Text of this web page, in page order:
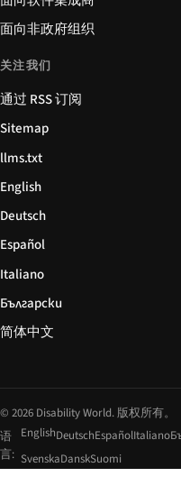
面向非政府组织
关注我们
通过 RSS 订阅
Sitemap
llms.txt
English
Deutsch
Español
Italiano
Български
简体中文
© 2026 Disability World. 版权所有。
语
言:
EnglishDeutschEspañolItaliano
SvenskaDanskSuomi